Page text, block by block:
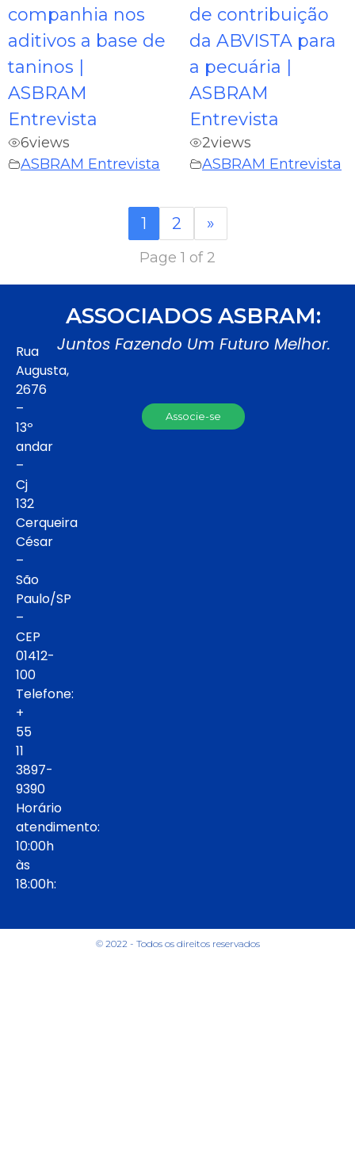
companhia nos
aditivos a base de
taninos |
ASBRAM
Entrevista
6views
ASBRAM Entrevista
de contribuição
da ABVISTA para
a pecuária |
ASBRAM
Entrevista
2views
ASBRAM Entrevista
1 2 »
Page 1 of 2
Rua
Augusta,
2676
–
13º
andar
–
Cj
132
Cerqueira
César
–
São
Paulo/SP
–
CEP
01412-
100
Telefone:
+
55
11
3897-
9390
Horário
atendimento:
10:00h
às
18:00h:
ASSOCIADOS ASBRAM:
Juntos Fazendo Um Futuro Melhor.
Associe-se
© 2022 - Todos os direitos reservados